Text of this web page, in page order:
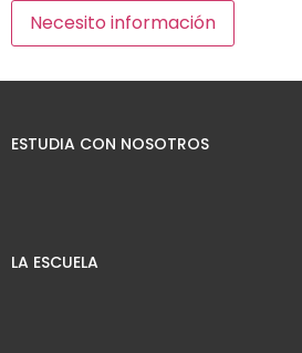
ESTUDIA CON NOSOTROS
LA ESCUELA